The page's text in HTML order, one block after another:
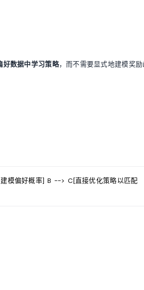
好数据中学习策略，而不需要显式地建模奖
偏好概率] B --> C[直接优化策略以匹配